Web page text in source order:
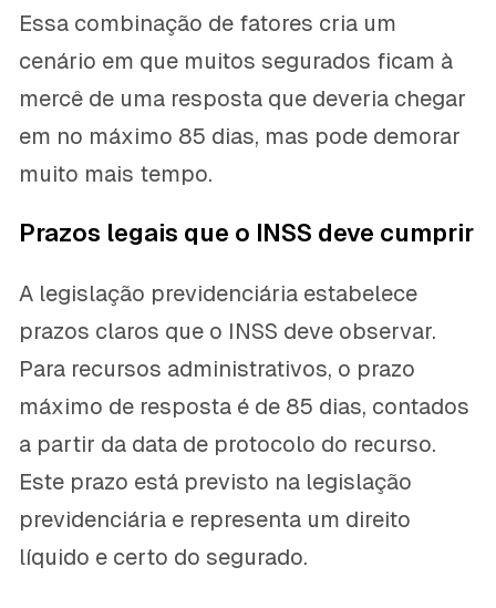
Essa combinação de fatores cria um
cenário em que muitos segurados ficam à
mercê de uma resposta que deveria chegar
em no máximo 85 dias, mas pode demorar
muito mais tempo.
Prazos legais que o INSS deve cumprir
A legislação previdenciária estabelece
prazos claros que o INSS deve observar.
Para recursos administrativos, o prazo
máximo de resposta é de 85 dias, contados
a partir da data de protocolo do recurso.
Este prazo está previsto na legislação
previdenciária e representa um direito
líquido e certo do segurado.